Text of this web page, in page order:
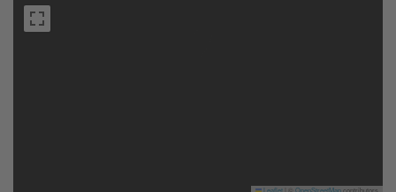
Leaflet OpenStreetMapcontributors